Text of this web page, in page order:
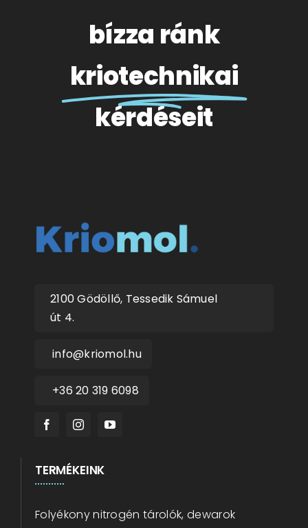
bízza ránk
kriotechnikai
kérdéseit
2100 Gödöllő, Tessedik Sámuel
út 4.
info@kriomol.hu
+36 20 319 6098
TERMÉKEINK
Folyékony nitrogén tárolók, dewarok